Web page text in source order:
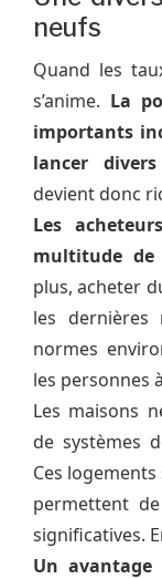
neufs
Quand les
s’anime. La
importants
lancer
devient donc
Les
multitude de
plus, acheter
les dernières
normes
les personnes
Les maisons
de systèmes
Ces
permettent
significatives.
Un avantage